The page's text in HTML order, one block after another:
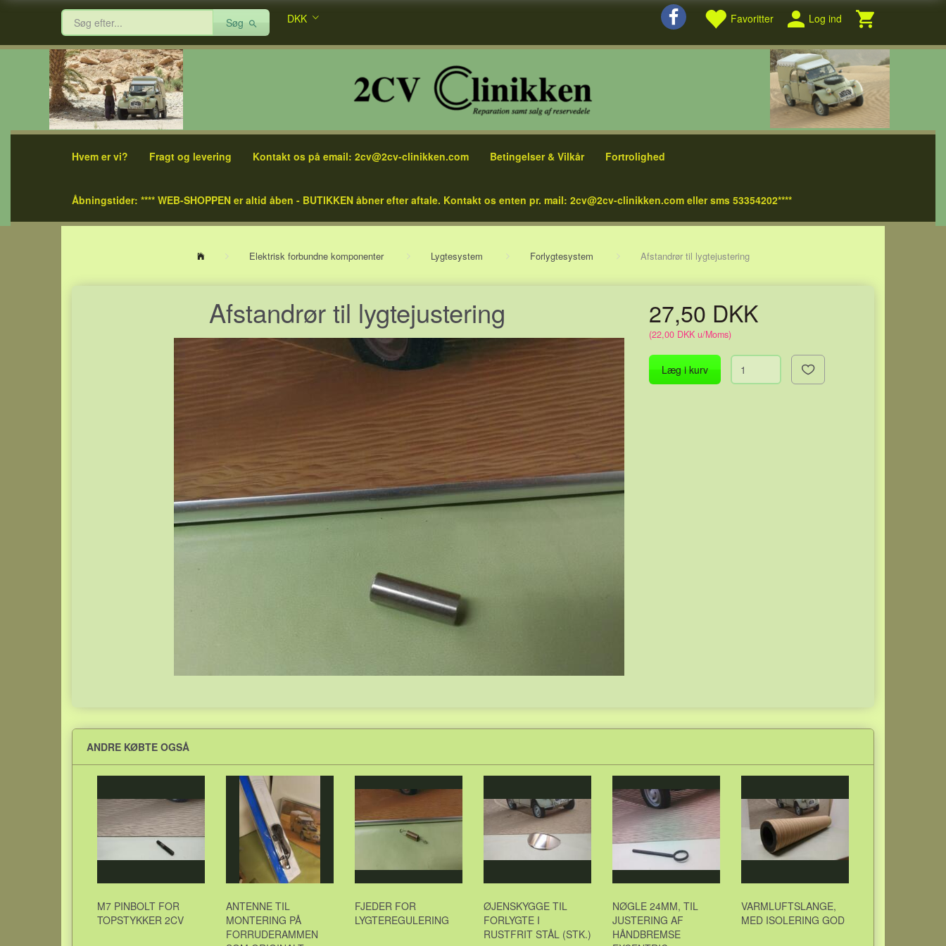
Favoritter Log ind
Søg DKK
Hvem er vi? Fragt og levering Kontakt os på email: 2cv@2cv-clinikken.com Betingelser & Vilkår Fortrolighed
Åbningstider: **** WEB-SHOPPEN er altid åben - BUTIKKEN åbner efter aftale. Kontakt os enten pr. mail: 2cv@2cv-clinikken.com eller sms 53354202****
Elektrisk forbundne komponenter Lygtesystem Forlygtesystem Afstandrør til lygtejustering
Afstandrør til lygtejustering 27,50 DKK
(22,00 DKK u/Moms)
Læg i kurv
ANDRE KØBTE OGSÅ
M7 PINBOLT FOR
TOPSTYKKER 2CV
ANTENNE TIL
MONTERING PÅ
FORRUDERAMMEN
FJEDER FOR
LYGTEREGULERING
ØJENSKYGGE TIL
FORLYGTE I
RUSTFRIT STÅL (STK.)
NØGLE 24MM, TIL
JUSTERING AF
HÅNDBREMSE
VARMLUFTSLANGE,
MED ISOLERING GOD